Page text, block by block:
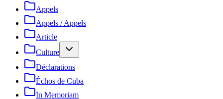
Appels
Appels / Appels
Article
Culture
Déclarations
Échos de Cuba
In Memoriam